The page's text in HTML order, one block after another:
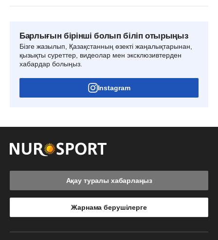
Барлығын бірінші болып біліп отырыңыз
Бізге жазылып, Қазақстанның өзекті жаңалықтарынан,
қызықты суреттер, видеолар мен эксклюзивтерден
хабардар болыңыз.
Instagram
Ақау туралы хабарлаңыз
Жарнама берушілерге